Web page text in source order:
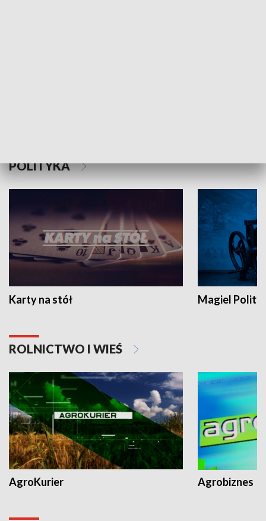
POLITYKA
Karty na stół Magiel
ROLNICTWO I WIEŚ
AgroKurier Agrobiznes